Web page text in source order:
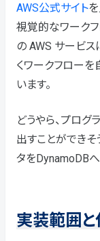
AWS公式サイト
視覚的なワークフ
の AWS サービス
くワークフローを
います。
どうやら、プロ
出すことができそ
タをDynamoDB
実装範囲